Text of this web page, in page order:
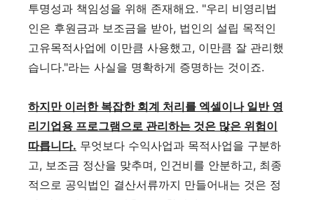
투명성과 책임성을 위해 존재해요. "우리 비영리법
인은 후원금과 보조금을 받아, 법인의 설립 목적인
고유목적사업에 이만큼 사용했고, 이만큼 잘 관리했
습니다."라는 사실을 명확하게 증명하는 것이죠.
하지만 이러한 복잡한 회계 처리를 엑셀이나 일반 영
리기업용 프로그램으로 관리하는 것은 많은 위험이
따릅니다. 무엇보다 수익사업과 목적사업을 구분하
고, 보조금 정산을 맞추며, 인건비를 안분하고, 최종
적으로 공익법인 결산서류까지 만들어내는 것은 정